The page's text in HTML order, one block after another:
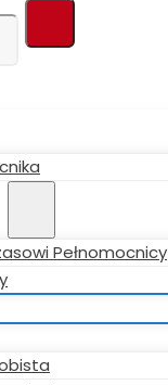
Pełnomocnicy